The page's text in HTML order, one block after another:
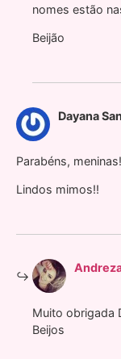
nomes estão
Beijão
Dayana
Parabéns,
Lindos mimos!!
Muito obrigada
Beijos